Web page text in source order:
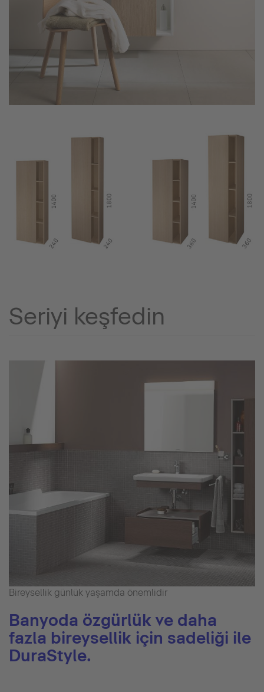
Seriyi keşfedin
Bireysellik günlük yaşamda önemlidir
Banyoda özgürlük ve daha
fazla bireysellik için sadeliği ile
DuraStyle.